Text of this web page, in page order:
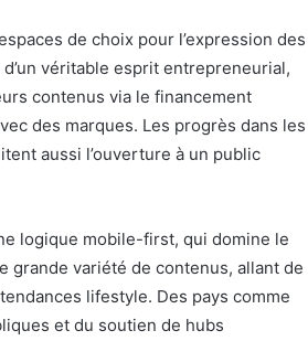
de choix pour l’expression des
véritable esprit entrepreneurial,
contenus via le financement
des marques. Les progrès dans les
aussi l’ouverture à un public
logique mobile-first, qui domine le
grande variété de contenus, allant de
lifestyle. Des pays comme
et du soutien de hubs